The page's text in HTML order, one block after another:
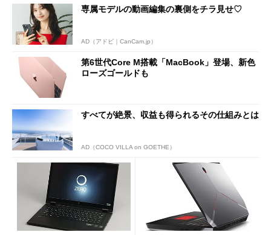
専属モデルの動画編集の裏側をチラ見せ♡
AD（アドビ｜CanCam.jp）
第6世代Core M搭載「MacBook」登場、新色
ローズゴールドも
すべてが絶景、収益も得られるその仕組みとは
AD（COCO VILLA on GOETHE）